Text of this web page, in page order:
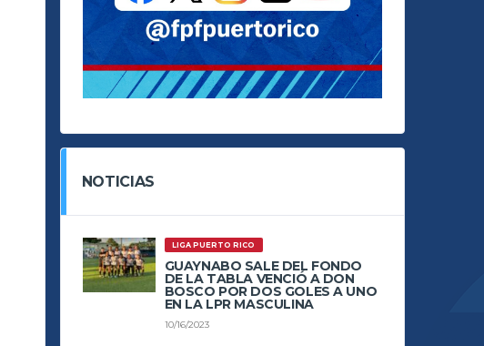
NOTICIAS
LIGA PUERTO RICO
GUAYNABO SALE DEL FONDO
DE LA TABLA VENCIÓ A DON
BOSCO POR DOS GOLES A UNO
EN LA LPR MASCULINA
10/16/2023